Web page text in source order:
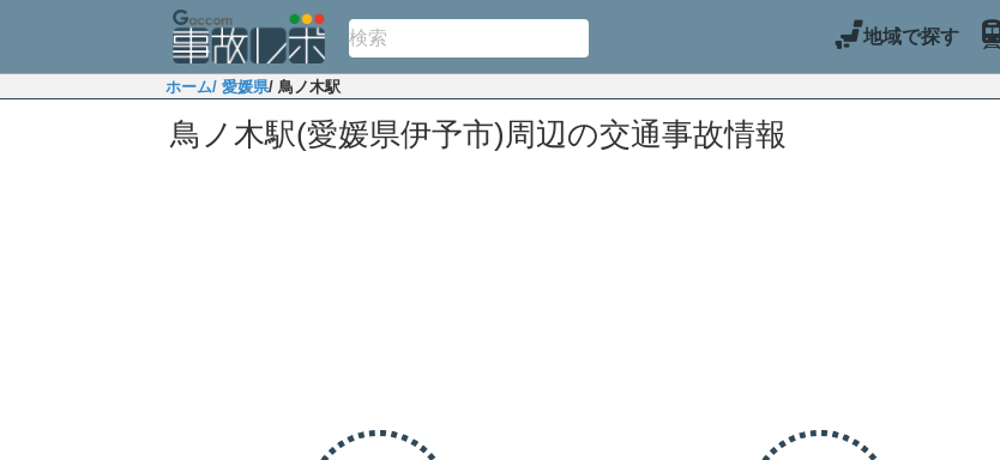
地域で探す
ホーム/ 愛媛県/ 鳥ノ木駅
鳥ノ木駅(愛媛県伊予市)周辺の交通事故情報